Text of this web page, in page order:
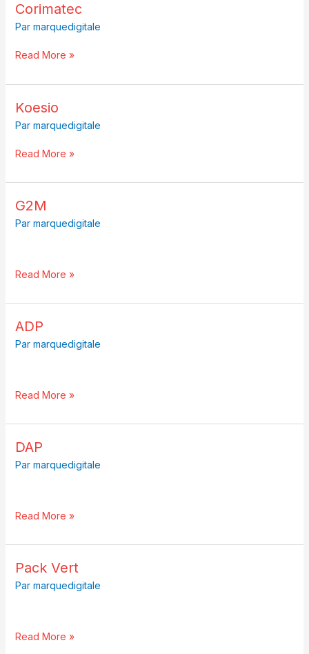
Corimatec
Par marquedigitale
Corimatec
Read More »
Koesio
Par marquedigitale
Koesio
Read More »
G2M
Par marquedigitale
G2M
Read More »
ADP
Par marquedigitale
ADP
Read More »
DAP
Par marquedigitale
DAP
Read More »
Pack Vert
Par marquedigitale
Pack
Read More »